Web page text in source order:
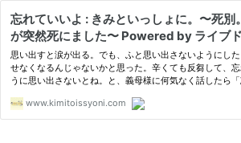
忘れていいよ : きみといっしょに。〜死別
が突然死にました〜 Powered by ライブ
ログ
思い出すと涙が出る。でも、ふと思い出さないようにし
せなくなるんじゃないかと思った。辛くても反芻して、
うに思い出さないとね。と、義母様に何気なく話したら
り…あぁ、忘れ
www.kimitoissyoni.com